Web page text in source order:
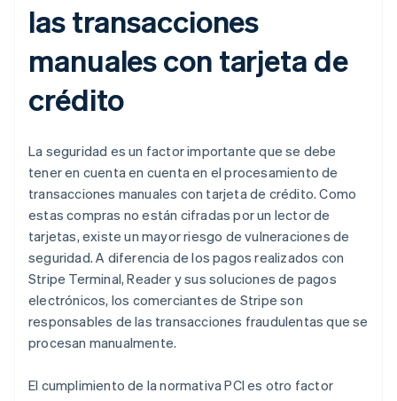
las transacciones
manuales con tarjeta de
crédito
La seguridad es un factor importante que se debe
tener en cuenta en cuenta en el procesamiento de
transacciones manuales con tarjeta de crédito. Como
estas compras no están cifradas por un lector de
tarjetas, existe un mayor riesgo de vulneraciones de
seguridad. A diferencia de los pagos realizados con
Stripe Terminal, Reader y sus soluciones de pagos
electrónicos, los comerciantes de Stripe son
responsables de las transacciones fraudulentas que se
procesan manualmente.
El cumplimiento de la normativa PCI es otro factor